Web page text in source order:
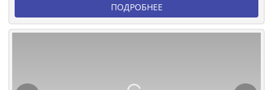
ПОДРОБНЕЕ